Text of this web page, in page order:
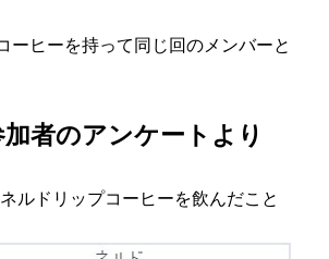
ーヒーを持って同じ回のメンバーと
者のアンケートより
ルドリップコーヒーを飲んだこと